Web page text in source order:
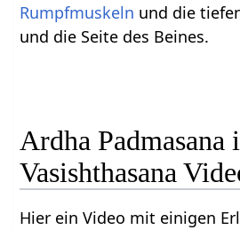
Rumpfmuskeln und die
und die Seite des Beines.
Ardha Padmasana
Vasishthasana
Hier ein Video mit einigen